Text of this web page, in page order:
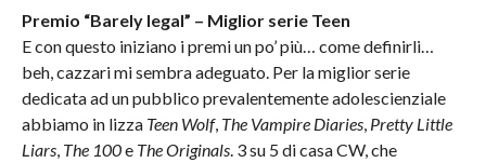
Premio “Barely legal” – Miglior serie Teen
E con questo iniziano i premi un po’ più… come definirli…
beh, cazzari mi sembra adeguato. Per la miglior serie
dedicata ad un pubblico prevalentemente adolescienziale
abbiamo in lizza Teen Wolf, The Vampire Diaries, Pretty Little
Liars, The 100e The Originals. 3 su 5 di casa CW, che